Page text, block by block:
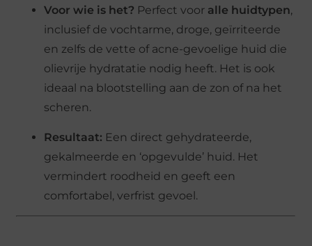
Voor wie is het? Perfect voor alle huidtypen,
inclusief de vochtarme, droge, geïrriteerde
en zelfs de vette of acne-gevoelige huid die
olievrije hydratatie nodig heeft. Het is ook
ideaal na blootstelling aan de zon of na het
scheren.
Resultaat: Een direct gehydrateerde,
gekalmeerde en ‘opgevulde’ huid. Het
vermindert roodheid en geeft een
comfortabel, verfrist gevoel.